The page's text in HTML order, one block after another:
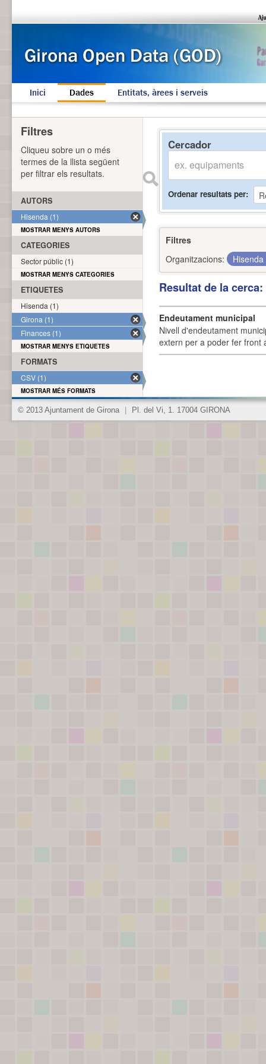
Inici Dades Entitats, àrees i serveis
Cercador
Ordenar resultats per
Filtres
Organitzacions:
Hisenda
Resultat de la
Endeutament municipal
Nivell d'endeutament
extern per a poder fer front
Filtres
Cliqueu sobre un o més
termes de la llista següent
per filtrar els resultats.
AUTORS
Hisenda (1)
MOSTRAR MENYS AUTORS
CATEGORIES
Sector públic (1)
MOSTRAR MENYS CATEGORIES
ETIQUETES
Hisenda (1)
Girona (1)
Finances (1)
MOSTRAR MENYS ETIQUETES
FORMATS
CSV (1)
MOSTRAR MÉS FORMATS
© 2013 Ajuntament de Girona Pl. del Vi, 1. 17004 GIRONA